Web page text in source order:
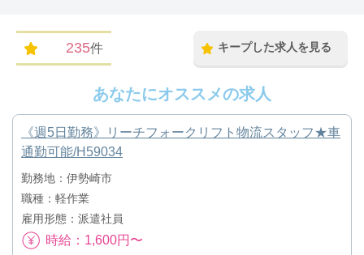
235件 キープした求人を見る
あなたにオススメの求人
《週5日勤務》リーチフォークリフト物流スタッフ★車
通勤可能/H59034
勤務地：伊勢崎市
職種：軽作業
雇用形態：派遣社員
時給：1,600円〜